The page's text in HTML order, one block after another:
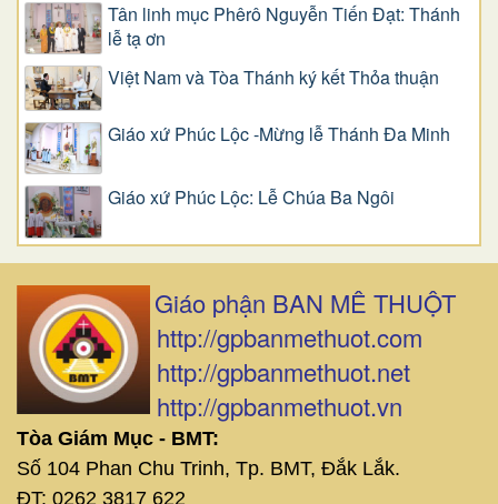
Tân linh mục Phêrô Nguyễn Tiến Đạt: Thánh
lễ tạ ơn
Việt Nam và Tòa Thánh ký kết Thỏa thuận
Giáo xứ Phúc Lộc -Mừng lễ Thánh Đa Minh
Giáo xứ Phúc Lộc: Lễ Chúa Ba Ngôi
Giáo phận BAN MÊ THUỘT
http://gpbanmethuot.com
http://gpbanmethuot.net
http://gpbanmethuot.vn
Tòa Giám Mục - BMT:
Số 104 Phan Chu Trinh, Tp. BMT, Đắk Lắk.
ĐT: 0262 3817 622